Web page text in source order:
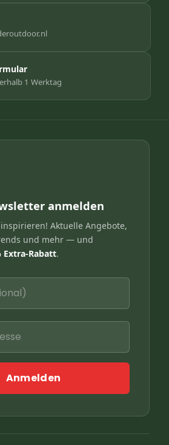
1 Werktag
anmelden
inspirieren! Aktuelle Angebote,
und mehr — und
Extra-Rabatt.
Anmelden